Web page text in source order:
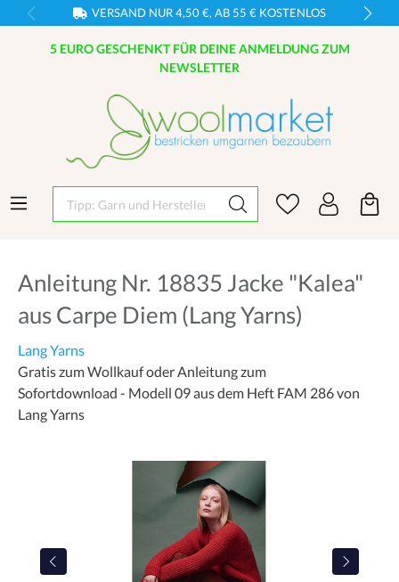
VERSAND NUR 4,50 €, AB 55 € KOSTENLOS
5 EURO GESCHENKT FÜR DEINE ANMELDUNG ZUM
NEWSLETTER
Tipp: Garn und Hersteller eingeben
Anleitung Nr. 18835 Jacke "Kalea"
aus Carpe Diem (Lang Yarns)
Lang Yarns
Gratis zum Wollkauf oder Anleitung zum
Sofortdownload - Modell 09 aus dem Heft FAM 286 von
Lang Yarns